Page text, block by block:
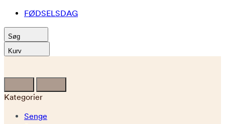
FØDSELSDAG
Søg
Kurv
Kategorier
Senge